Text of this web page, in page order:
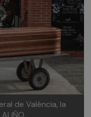
de València, la